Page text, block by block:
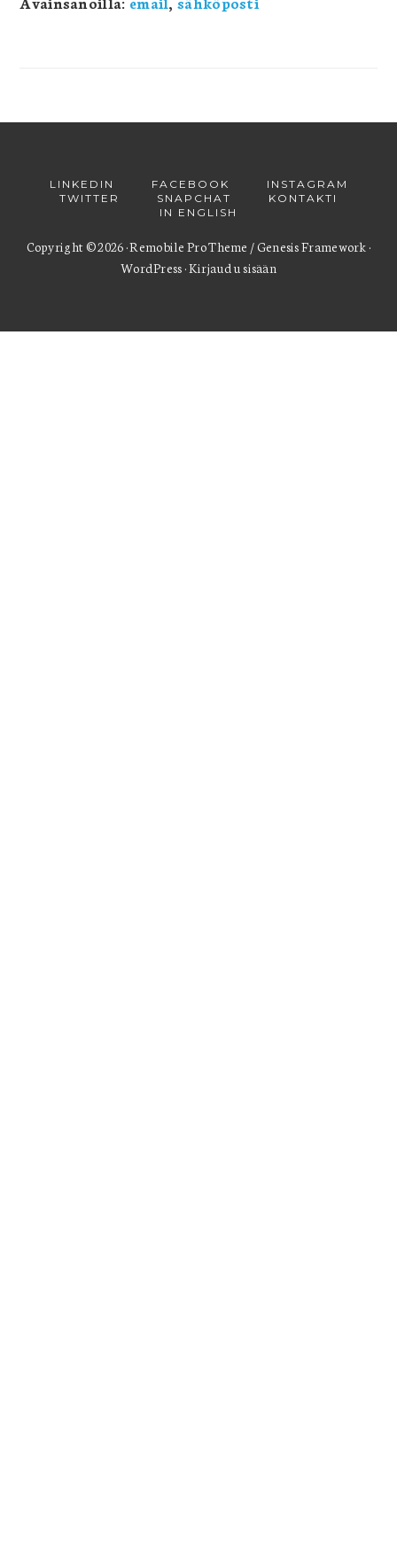
LINKEDIN FACEBOOK
INSTAGRAM
TWITTER
SNAPCHAT
KONTAKTI
IN ENGLISH
Copyright © 2026 ·Remobile Pro Theme / Genesis Framework ·
WordPress ·Kirjaudu sisään